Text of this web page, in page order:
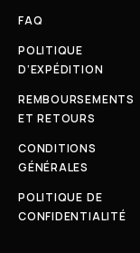
FAQ
POLITIQUE
D’EXPÉDITION
REMBOURSEMENTS
ET RETOURS
CONDITIONS
GÉNÉRALES
POLITIQUE DE
CONFIDENTIALITÉ